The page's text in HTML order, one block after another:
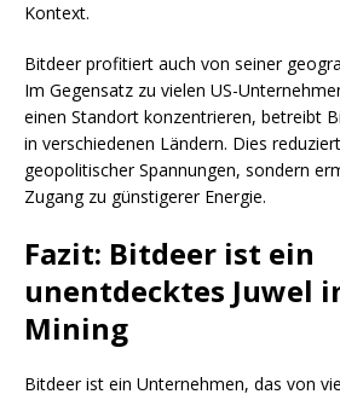
Kontext.
Bitdeer profitiert auch von seiner
Im Gegensatz zu vielen US-
einen Standort konzentrieren, betreibt
in verschiedenen Ländern. Dies
geopolitischer Spannungen, sondern
Zugang zu günstigerer Energie.
Fazit: Bitdeer ist ein
unentdecktes Juwel
Mining
Bitdeer ist ein Unternehmen, das von